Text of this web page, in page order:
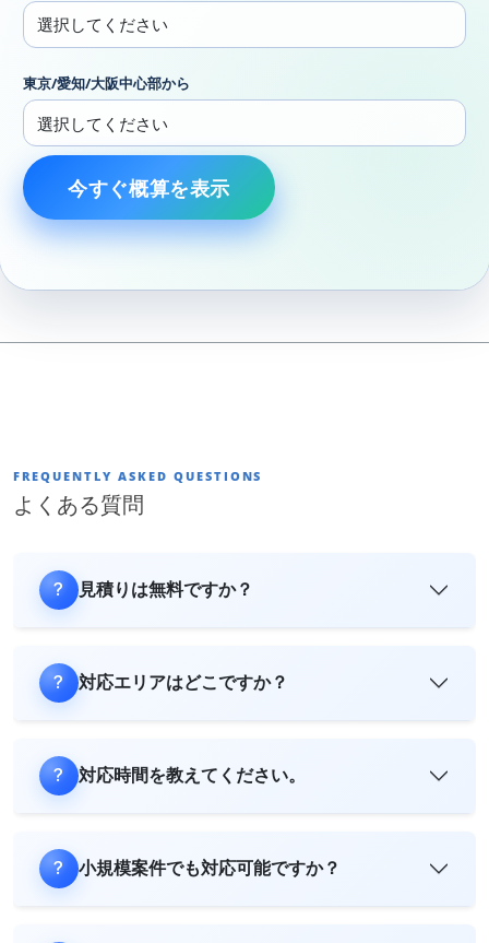
東京/愛知/大阪中心部から
今すぐ概算を表示
FREQUENTLY ASKED QUESTIONS
よくある質問
見積りは無料ですか？
対応エリアはどこですか？
対応時間を教えてください。
小規模案件でも対応可能ですか？